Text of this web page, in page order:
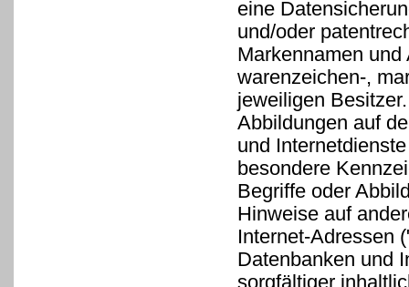
eine
und/oder
Markennamen
warenzeichen-,
jeweiligen
Abbildungen auf
und
besondere
Begriffe oder
Hinweise auf
Internet-Adressen
Datenbanken und
sorgfältiger